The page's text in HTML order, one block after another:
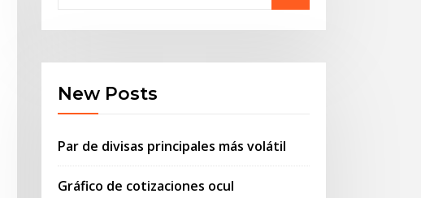
New Posts
Par de divisas principales más volátil
Gráfico de cotizaciones ocul